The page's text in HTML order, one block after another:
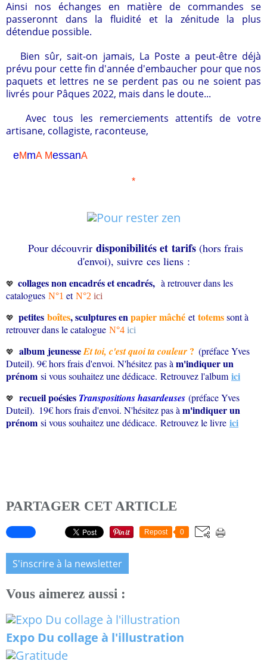
Ainsi nos échanges en matière de commandes se
passeronnt dans la fluidité et la zénitude la plus
détendue possible.
Bien sûr, sait-on jamais, La Poste a peut-être déjà
prévu pour cette fin d'année d'embaucher pour que nos
paquets et lettres ne se perdent pas ou ne soient pas
livrés pour Pâques 2022, mais dans le doute...
Avec tous les remerciements attentifs de votre
artisane, collagiste, raconteuse,
eMmA MessanA
*
Pour découvrir disponibilités et tarifs(hors frais
d'envoi), suivre ces liens :
💖 collages non encadrés et encadrés, à retrouver dans les
catalogues N°1 et N°2 ici
💖 petites boîtes,sculptures enpapier mâché ettotemssont à
retrouver dans le catalogue N°4 ici
💖 album jeunesseEt toi, c'est quoi ta couleur ? (préface Yves
Duteil). 9€ hors frais d'envoi. N'hésitez pas à m'indiquer un
prénom si vous souhaitez une dédicace. Retrouvez l'album ici
💖 recueil poésies Transpositions hasardeuses (préface Yves
Duteil). 19€ hors frais d'envoi. N'hésitez pas à m'indiquer un
prénom si vous souhaitez une dédicace. Retrouvez le livre ici
PARTAGER CET ARTICLE
Repost 0
S'inscrire à la newsletter
Vous aimerez aussi :
Expo Du collage à l'illustration